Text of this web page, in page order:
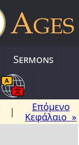
Sermons
|
Επόμενο
Κεφάλαιο »